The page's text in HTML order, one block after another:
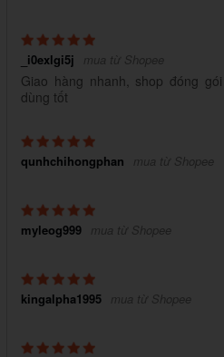
_i0exlgi5j mua từ Shopee
Giao hàng nhanh, shop đóng
dùng tốt
qunhchihongphan mua từ Shopee
myleog999 mua từ Shopee
kingalpha1995 mua từ Shopee